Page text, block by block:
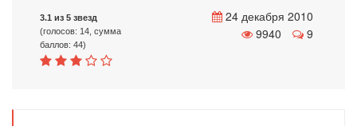
3.1 из 5 звезд
(голосов: 14, сумма
баллов: 44)
24 декабря 2010
9940
9